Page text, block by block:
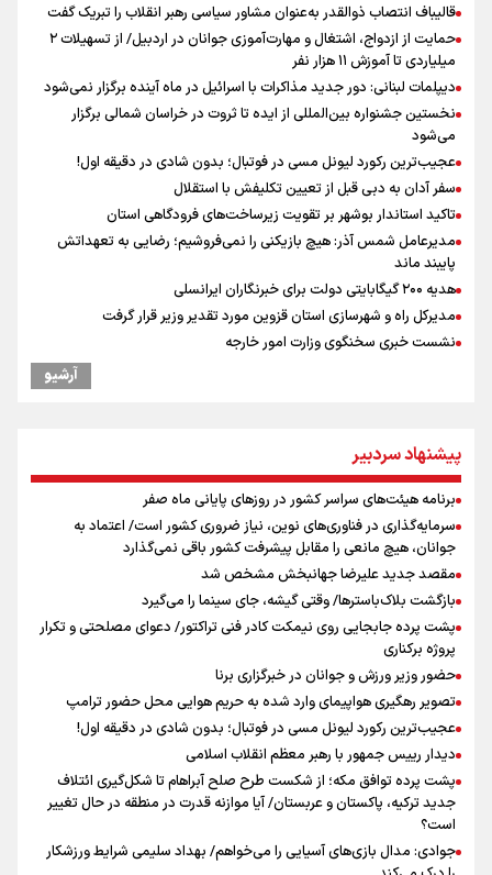
قالیباف انتصاب ذوالقدر به‌عنوان مشاور سیاسی رهبر انقلاب را تبریک گفت
حمایت از ازدواج، اشتغال و مهارت‌آموزی جوانان در اردبیل/ از تسهیلات ۲
میلیاردی تا آموزش ۱۱ هزار نفر
دیپلمات لبنانی: دور جدید مذاکرات با اسرائیل در ماه آینده برگزار نمی‌شود
نخستین جشنواره بین‌المللی از ایده تا ثروت در خراسان شمالی برگزار
می‌شود
عجیب‌ترین رکورد لیونل مسی در فوتبال؛ بدون شادی در دقیقه اول!
سفر آدان به دبی قبل از تعیین تکلیفش با استقلال
تاکید استاندار بوشهر بر تقویت زیرساخت‌های فرودگاهی استان
مدیرعامل شمس آذر: هیچ بازیکنی را نمی‌فروشیم؛ رضایی به تعهداتش
پایبند ماند
هدیه ۲۰۰ گیگابایتی دولت برای خبرنگاران ایرانسلی
مدیرکل راه و شهرسازی استان قزوین مورد تقدیر وزیر قرار گرفت
نشست خبری سخنگوی وزارت امور خارجه
پاپ خواستار احیای دیپلماسی در قبال خصومت‌ها شد
نشست خبری رئیس سازمان سینمایی
برگزاری مراسم عزاداری ۲۸ صفر با حضور وزیر ورزش و جوانان+ تصویر
آرشیو
پیشنهاد سردبیر
برنامه هیئت‌های سراسر کشور در روزهای پایانی ماه صفر
سرمایه‌گذاری در فناوری‌های نوین، نیاز ضروری کشور است/ اعتماد به
جوانان، هیچ مانعی را مقابل پیشرفت کشور باقی نمی‌گذارد
مقصد جدید علیرضا جهانبخش مشخص شد
بازگشت بلاک‌باسترها/ وقتی گیشه، جای سینما را می‌گیرد
پشت پرده جابجایی روی نیمکت کادر فنی تراکتور/ دعوای مصلحتی و تکرار
پروژه برکناری
حضور وزیر ورزش و جوانان در خبرگزاری برنا
تصویر رهگیری هواپیمای وارد شده به حریم هوایی محل حضور ترامپ
عجیب‌ترین رکورد لیونل مسی در فوتبال؛ بدون شادی در دقیقه اول!
دیدار رییس جمهور با رهبر معظم انقلاب اسلامی
پشت پرده توافق مکه؛ از شکست طرح صلح آبراهام تا شکل‌گیری ائتلاف
جدید ترکیه، پاکستان و عربستان/ آیا موازنه قدرت در منطقه در حال تغییر
است؟
جوادی: مدال بازی‌های آسیایی را می‌خواهم/ بهداد سلیمی شرایط ورزشکار